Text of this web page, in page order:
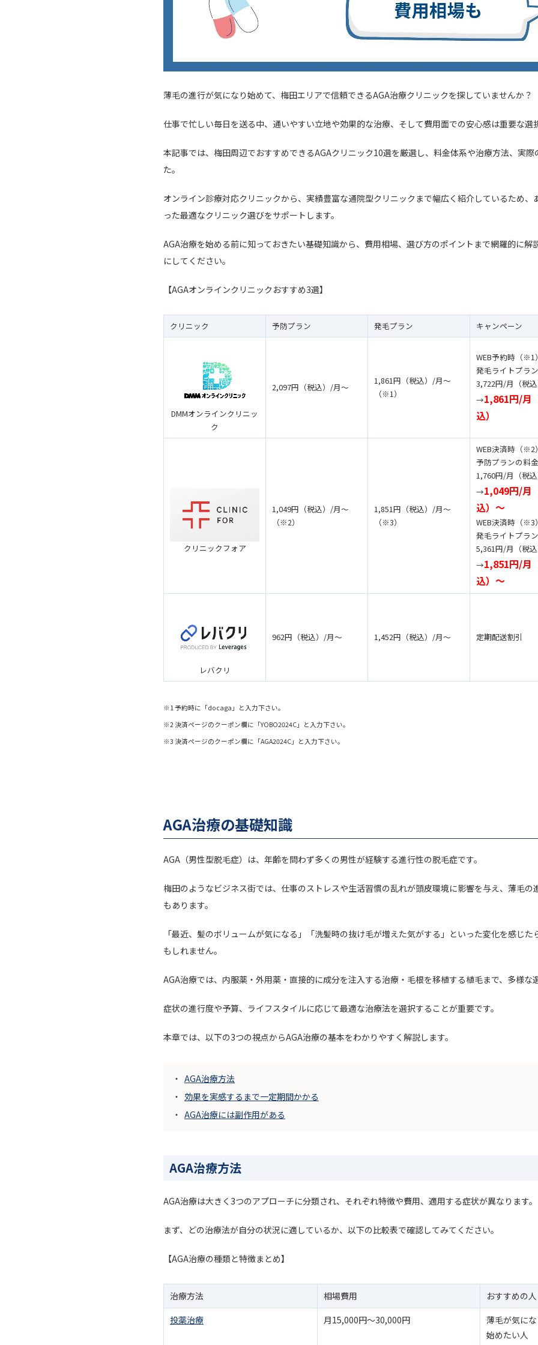
薄毛の進行が気になり始めて、梅田エリアで信頼できるAGA治療クリニックを探していませんか？
仕事で忙しい毎日を送る中、通いやすい立地や効果的な治療、そして費用面での安心感は重要な選
本記事では、梅田周辺でおすすめできるAGAクリニック10選を厳選し、料金体系や治療方法、実
た。
オンライン診療対応クリニックから、実績豊富な通院型クリニックまで幅広く紹介しているため、
った最適なクリニック選びをサポートします。
AGA治療を始める前に知っておきたい基礎知識から、費用相場、選び方のポイントまで網羅的に解
にしてください。
【AGAオンラインクリニックおすすめ3選】
クリニック 予防プラン 発毛プラン キャンペーン
DMMオンラインクリニッ
ク
2,097円（税込）/月〜
1,861円（税込）/月〜
（※1）
WEB予約時（※1）
発毛ライトプラ
3,722円/月（税込
→1,861円/月
込）
クリニックフォア
1,049円（税込）/月〜
（※2）
1,851円（税込）/月〜
（※3）
WEB決済時（※2）
予防プランの料金
1,760円/月（税
→1,049円/月
込）〜
WEB決済時（※3）
発毛ライトプラ
5,361円/月（税
→1,851円/月
込）〜
レバクリ
962円（税込）/月〜 1,452円（税込）/月〜 定期配送割引
※1 予約時に「docaga」と入力下さい。
※2 決済ページのクーポン欄に「YOBO2024C」と入力下さい。
※3 決済ページのクーポン欄に「AGA2024C」と入力下さい。
AGA治療の基礎知識
AGA（男性型脱毛症）は、年齢を問わず多くの男性が経験する進行性の脱毛症です。
梅田のようなビジネス街では、仕事のストレスや生活習慣の乱れが頭皮環境に影響を与え、薄毛の
もあります。
「最近、髪のボリュームが気になる」「洗髪時の抜け毛が増えた気がする」といった変化を感じた
もしれません。
AGA治療では、内服薬・外用薬・直接的に成分を注入する治療・毛根を移植する植毛まで、多様な
症状の進行度や予算、ライフスタイルに応じて最適な治療法を選択することが重要です。
本章では、以下の3つの視点からAGA治療の基本をわかりやすく解説します。
AGA治療方法
効果を実感するまで一定期間かかる
AGA治療には副作用がある
AGA治療方法
AGA治療は大きく3つのアプローチに分類され、それぞれ特徴や費用、適用する症状が異なります。
まず、どの治療法が自分の状況に適しているか、以下の比較表で確認してみてください。
【AGA治療の種類と特徴まとめ】
治療方法 相場費用
おすすめの人
投薬治療
月15,000円〜30,000円
薄毛が気に
始めたい人